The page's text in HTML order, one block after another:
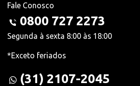
Fale Conosco
0800 727 2273
Segunda à sexta 8:00 às 18:00
*Exceto feriados
(31) 2107-2045